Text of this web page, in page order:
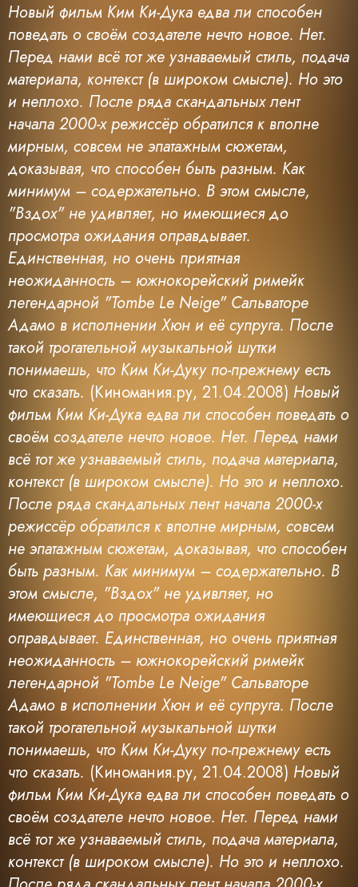
Новый фильм Ким Ки-Дука едва ли способен
поведать о своём создателе нечто новое. Нет.
Перед нами всё тот же узнаваемый стиль, подача
материала, контекст (в широком смысле). Но это
и неплохо. После ряда скандальных лент
начала 2000-х режиссёр обратился к вполне
мирным, совсем не эпатажным сюжетам,
доказывая, что способен быть разным. Как
минимум – содержательно. В этом смысле,
"Вздох" не удивляет, но имеющиеся до
просмотра ожидания оправдывает.
Единственная, но очень приятная
неожиданность – южнокорейский римейк
легендарной "Tombe Le Neige" Сальваторе
Адамо в исполнении Хюн и её супруга. После
такой трогательной музыкальной шутки
понимаешь, что Ким Ки-Дуку по-прежнему есть
что сказать. (Киномания.ру, 21.04.2008) Новый
фильм Ким Ки-Дука едва ли способен поведать о
своём создателе нечто новое. Нет. Перед нами
всё тот же узнаваемый стиль, подача материала,
контекст (в широком смысле). Но это и неплохо.
После ряда скандальных лент начала 2000-х
режиссёр обратился к вполне мирным, совсем
не эпатажным сюжетам, доказывая, что способен
быть разным. Как минимум – содержательно. В
этом смысле, "Вздох" не удивляет, но
имеющиеся до просмотра ожидания
оправдывает. Единственная, но очень приятная
неожиданность – южнокорейский римейк
легендарной "Tombe Le Neige" Сальваторе
Адамо в исполнении Хюн и её супруга. После
такой трогательной музыкальной шутки
понимаешь, что Ким Ки-Дуку по-прежнему есть
что сказать. (Киномания.ру, 21.04.2008) Новый
фильм Ким Ки-Дука едва ли способен поведать о
своём создателе нечто новое. Нет. Перед нами
всё тот же узнаваемый стиль, подача материала,
контекст (в широком смысле). Но это и неплохо.